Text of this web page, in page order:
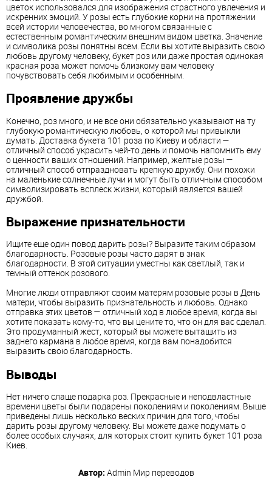
цветок использовался для изображения страстного увлечения и
искренних эмоций. У розы есть глубокие корни на протяжении
всей истории человечества, во многом связанные с
естественным романтическим внешним видом цветка. Значение
и символика розы понятны всем. Если вы хотите выразить свою
любовь другому человеку, букет роз или даже простая одинокая
красная роза может помочь близкому вам человеку
почувствовать себя любимым и особенным.
Проявление дружбы
Конечно, роз много, и не все они обязательно указывают на ту
глубокую романтическую любовь, о которой мы привыкли
думать. Доставка букета 101 роза по Киеву и области —
отличный способ украсить чей-то день и помочь напомнить ему
о ценности ваших отношений. Например, желтые розы —
отличный способ отпраздновать крепкую дружбу. Они похожи
на маленькие солнечные лучи и могут быть отличным способом
символизировать всплеск жизни, который является вашей
дружбой.
Выражение признательности
Ищите еще один повод дарить розы? Выразите таким образом
благодарность. Розовые розы часто дарят в знак
благодарности. В этой ситуации уместны как светлый, так и
темный оттенок розового.
Многие люди отправляют своим матерям розовые розы в День
матери, чтобы выразить признательность и любовь. Однако
отправка этих цветов — отличный ход в любое время, когда вы
хотите показать кому-то, что вы цените то, что он для вас сделал.
Это продуманный жест, который вы можете вытащить из
заднего кармана в любое время, когда вам понадобится
выразить свою благодарность.
Выводы
Нет ничего слаще подарка роз. Прекрасные и неподвластные
времени цветы были подарены поколениям и поколениям. Выше
приведены лишь несколько веских причин для того, чтобы
дарить розы другому человеку. Вы можете даже подумать о
более особых случаях, для которых стоит купить букет 101 роза
Киев.
Автор: Admin Мир переводов